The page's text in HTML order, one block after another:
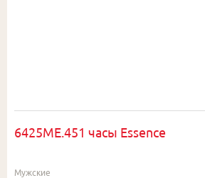
6425ME.451 часы Essence
Мужские